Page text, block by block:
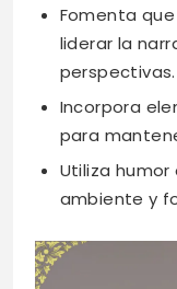
Fomenta
liderar la
perspectivas.
Incorpora
para
Utiliza
ambiente y